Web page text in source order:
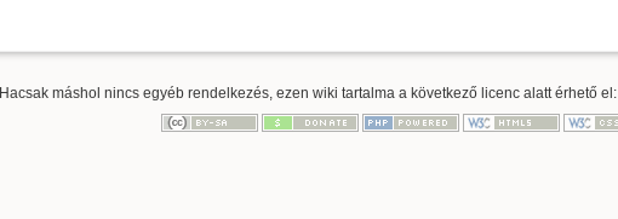
Hacsak máshol nincs egyéb rendelkezés, ezen wiki tartalma a következő licenc alatt érhető el: